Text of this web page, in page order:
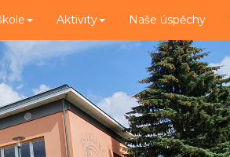
Aktivity Naše úspěchy